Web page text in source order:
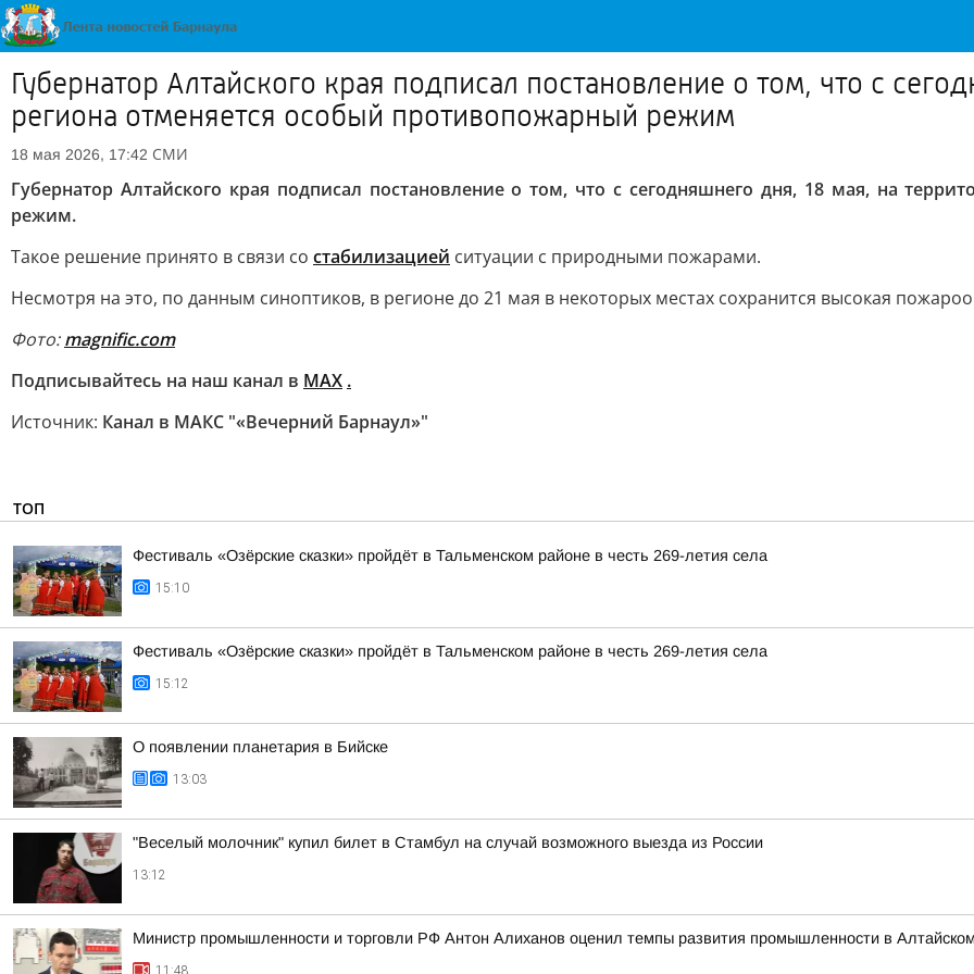
Губернатор Алтайского края подписал постановление о том, что с
региона отменяется особый противопожарный режим
18 мая 2026, 17:42 СМИ
Губернатор Алтайского края подписал постановление о том, что с сегодняшнего дня, 18 мая, на
режим.
Такое решение принято в связи со стабилизацией ситуации с природными пожарами.
Несмотря на это, по данным синоптиков, в регионе до 21 мая в некоторых местах сохранится высокая
Фото:magnific.com
Подписывайтесь на наш канал в МАХ .
Источник: Канал в МАКС "«Вечерний Барнаул»"
ТОП
Фестиваль «Озёрские сказки» пройдёт в Тальменском районе в честь 269-летия села
15:10
Фестиваль «Озёрские сказки» пройдёт в Тальменском районе в честь 269-летия села
15:12
О появлении планетария в Бийске
13:03
"Веселый молочник" купил билет в Стамбул на случай возможного выезда из России
13:12
Министр промышленности и торговли РФ Антон Алиханов оценил темпы развития промышленности в
11:48